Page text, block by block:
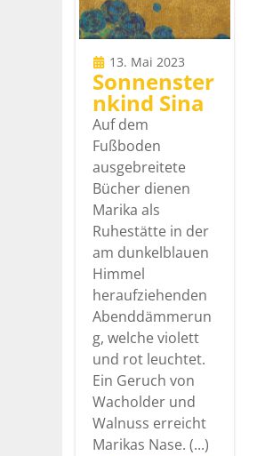
13. Mai 2023
Sonnenster
nkind Sina
Auf dem
Fußboden
ausgebreitete
Bücher dienen
Marika als
Ruhestätte in der
am dunkelblauen
Himmel
heraufziehenden
Abenddämmerun
g, welche violett
und rot leuchtet.
Ein Geruch von
Wacholder und
Walnuss erreicht
Marikas Nase. (...)